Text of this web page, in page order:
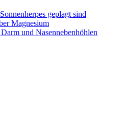
geplagt sind
Magnesium
und Nasennebenhöhlen